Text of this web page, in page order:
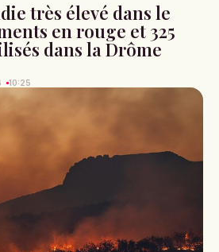
très élevé dans le
en rouge et 325
dans la Drôme
10:25